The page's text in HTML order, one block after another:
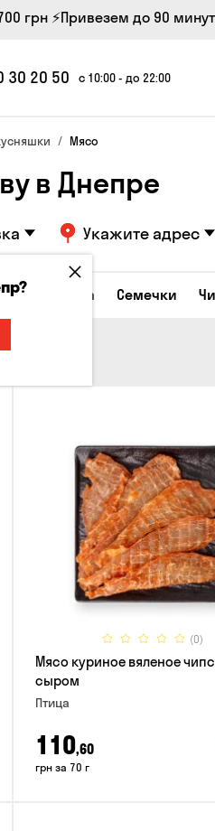
грн ⚡Привезем до 90 минут
30 20 50 с 10:00 - до 22:00
Мясо
в Днепре
Укажите адрес
Кукуруза Семечки
(0)
Мясо куриное вяленое
сыром
Птица
110,60
грн за 70 г